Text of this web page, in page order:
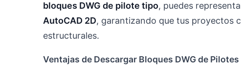
bloques DWG de pilote tipo, puedes
AutoCAD 2D, garantizando que tus proyectos
estructurales.
Ventajas de Descargar Bloques DWG de